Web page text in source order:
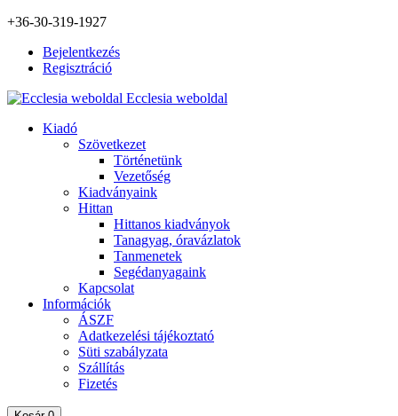
+36-30-319-1927
Bejelentkezés
Regisztráció
Ecclesia weboldal
Kiadó
Szövetkezet
Történetünk
Vezetőség
Kiadványaink
Hittan
Hittanos kiadványok
Tanagyag, óravázlatok
Tanmenetek
Segédanyagaink
Kapcsolat
Információk
ÁSZF
Adatkezelési tájékoztató
Süti szabályzata
Szállítás
Fizetés